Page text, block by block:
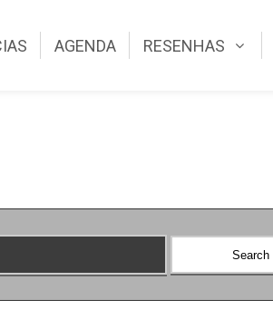
AGENDA RESENHAS